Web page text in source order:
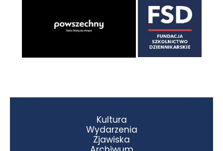
Kultura
Wydarzenia
Zjawiska